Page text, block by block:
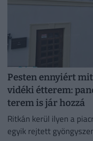
Pesten ennyiért
vidéki étterem:
terem is jár hozzá
Ritkán kerül ilyen a
egyik rejtett